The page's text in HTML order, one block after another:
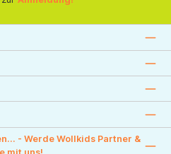
- Werde Wollkids Partner &